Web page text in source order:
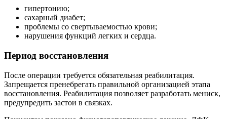
гипертонию;
сахарный диабет;
проблемы со свертываемостью крови;
нарушения функций легких и сердца.
Период восстановления
После операции требуется обязательная реабилитация.
Запрещается пренебрегать правильной организацией этапа
восстановления. Реабилитация позволяет разработать мениск,
предупредить застои в связках.